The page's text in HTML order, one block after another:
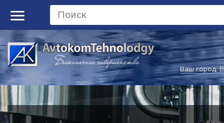
Ваш город: